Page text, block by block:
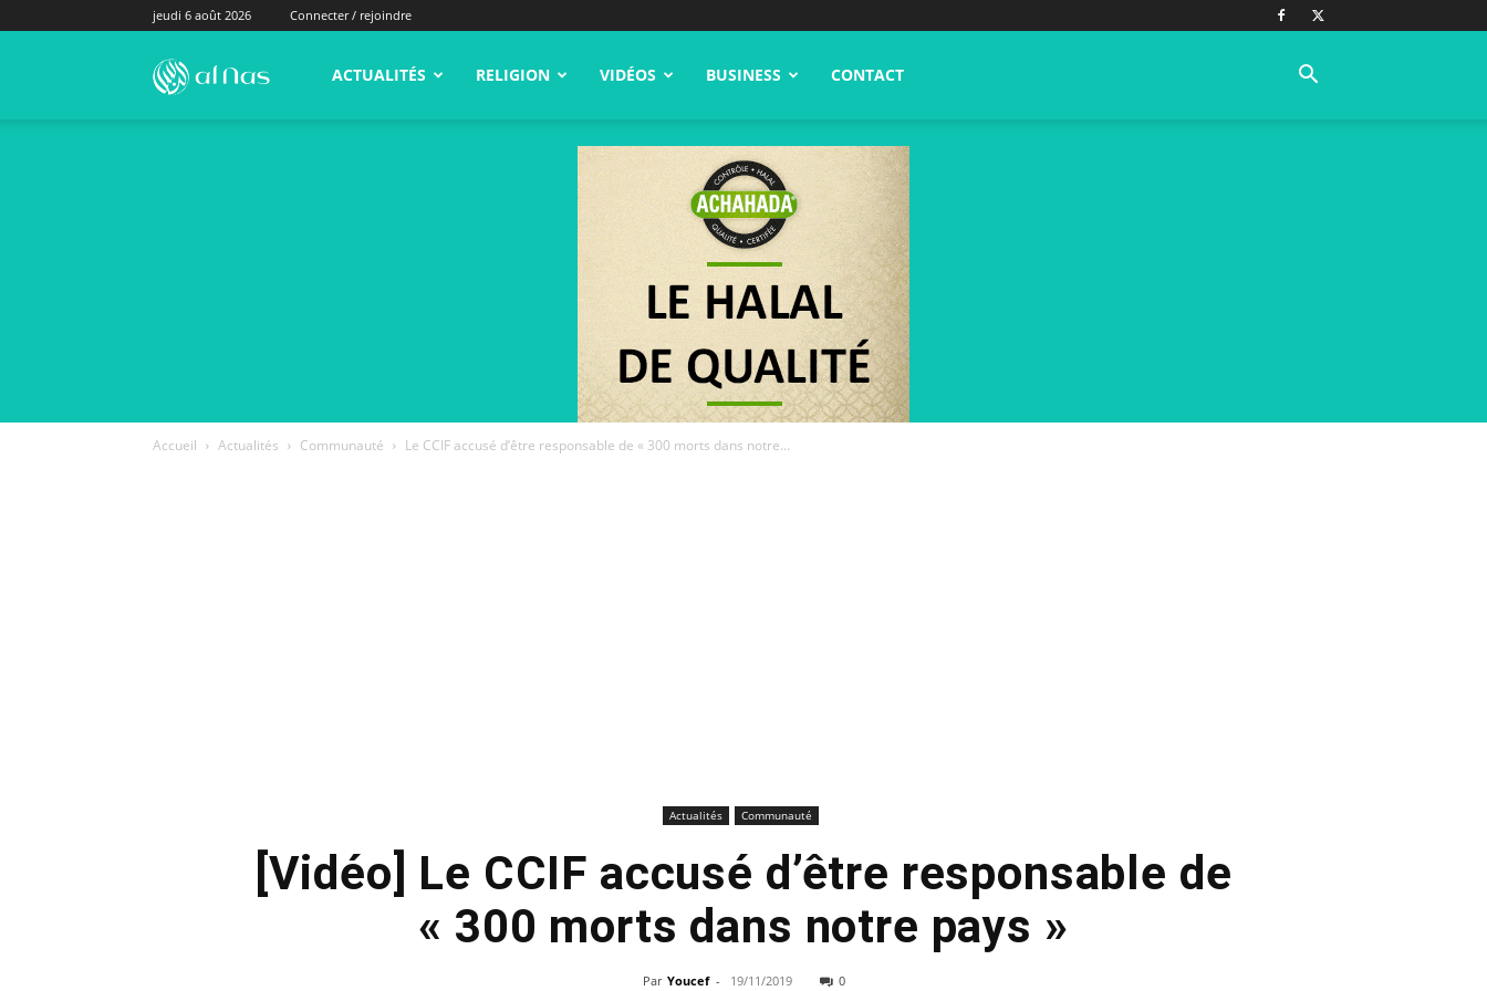
jeudi 6 août 2026 Connecter / rejoindre
alNas.fr ACTUALITÉS RELIGION VIDÉOS BUSINESS CONTACT
Accueil Actualités Communauté Le CCIF accusé d’être responsable de « 300 morts dans notre...
Actualités Communauté
[Vidéo] Le CCIF accusé d’être responsable de
« 300 morts dans notre pays »
Par Youcef - 19/11/2019 0